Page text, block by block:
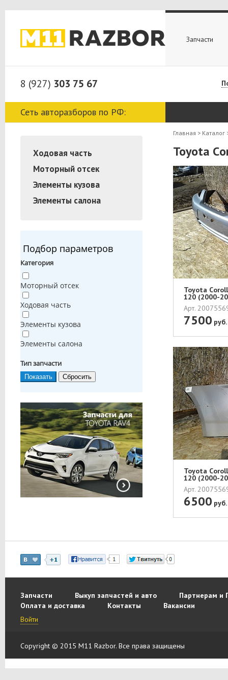
Запчасти
8 (927) 303 75 67
Сеть авторазборов по РФ:
Ходовая часть
Моторный отсек
Элементы кузова
Элементы салона
Подбор параметров
Категория
Моторный отсек
Ходовая часть
Элементы кузова
Элементы салона
Тип запчасти
Главная > Каталог
Toyota
Toyota
120 (2000-
Арт.
7500 руб.
Toyota
120 (2000-
Арт.
6500 руб.
Запчасти Выкуп запчастей и авто
Партнерам и
Оплата и доставка
Контакты
Вакансии
Войти
Copyright © 2015 M11 Razbor. Все права защищены